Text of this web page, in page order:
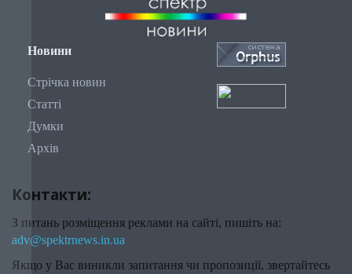
Новини
Стрічка новин
Статті
Думки
Архів
Контакти:
З питань розміщення реклами на сайті, пишіть на:
adv@spektrnews.in.ua
Якщо у Вас виникли запитання чи пропозиції, звертайтесь